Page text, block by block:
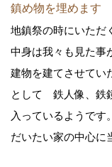
鎮め物を埋めます
地鎮祭の時にいただ
中身は我々も見た事
建物を建てさせてい
として 鉄人像、鉄
入っているようです。
だいたい家の中心に